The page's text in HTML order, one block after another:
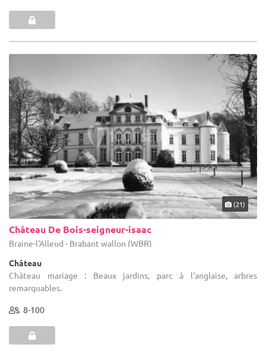
(21)
Château De Bois-seigneur-isaac
Braine-l'Alleud - Brabant wallon (WBR)
Château
Château mariage : Beaux jardins, parc à l'anglaise, arbres
remarquables.
8-100